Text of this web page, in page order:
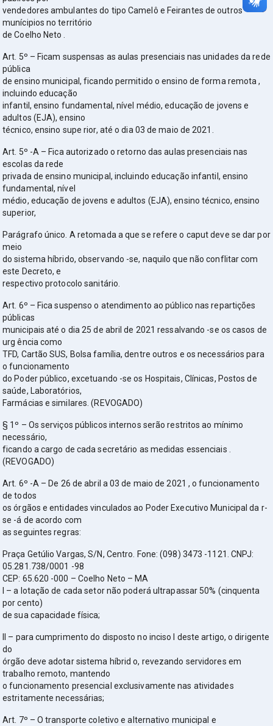
vendedores ambulantes do tipo Camelô e Feirantes de outros
munícipios no território
de Coelho Neto .
Art. 5º – Ficam suspensas as aulas presenciais nas unidades da rede
pública
de ensino municipal, ficando permitido o ensino de forma remota ,
incluindo educação
infantil, ensino fundamental, nível médio, educação de jovens e
adultos (EJA), ensino
técnico, ensino supe rior, até o dia 03 de maio de 2021.
Art. 5º -A – Fica autorizado o retorno das aulas presenciais nas
escolas da rede
privada de ensino municipal, incluindo educação infantil, ensino
fundamental, nível
médio, educação de jovens e adultos (EJA), ensino técnico, ensino
superior,
Parágrafo único. A retomada a que se refere o caput deve se dar por
meio
do sistema híbrido, observando -se, naquilo que não conflitar com
este Decreto, e
respectivo protocolo sanitário.
Art. 6º – Fica suspenso o atendimento ao público nas repartições
públicas
municipais até o dia 25 de abril de 2021 ressalvando -se os casos de
urg ência como
TFD, Cartão SUS, Bolsa família, dentre outros e os necessários para
o funcionamento
do Poder público, excetuando -se os Hospitais, Clínicas, Postos de
saúde, Laboratórios,
Farmácias e similares. (REVOGADO)
§ 1º – Os serviços públicos internos serão restritos ao mínimo
necessário,
ficando a cargo de cada secretário as medidas essenciais .
(REVOGADO)
Art. 6º -A – De 26 de abril a 03 de maio de 2021 , o funcionamento
de todos
os órgãos e entidades vinculados ao Poder Executivo Municipal da r-
se -á de acordo com
as seguintes regras:
Praça Getúlio Vargas, S/N, Centro. Fone: (098) 3473 -1121. CNPJ:
05.281.738/0001 -98
CEP: 65.620 -000 – Coelho Neto – MA
I – a lotação de cada setor não poderá ultrapassar 50% (cinquenta
por cento)
de sua capacidade física;
II – para cumprimento do disposto no inciso I deste artigo, o dirigente
do
órgão deve adotar sistema híbrid o, revezando servidores em
trabalho remoto, mantendo
o funcionamento presencial exclusivamente nas atividades
estritamente necessárias;
Art. 7º – O transporte coletivo e alternativo municipal e